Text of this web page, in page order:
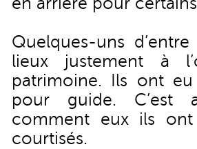
Quelques-uns
lieux justement à
patrimoine. Ils ont
pour guide. C’est
comment eux ils ont
courtisés.